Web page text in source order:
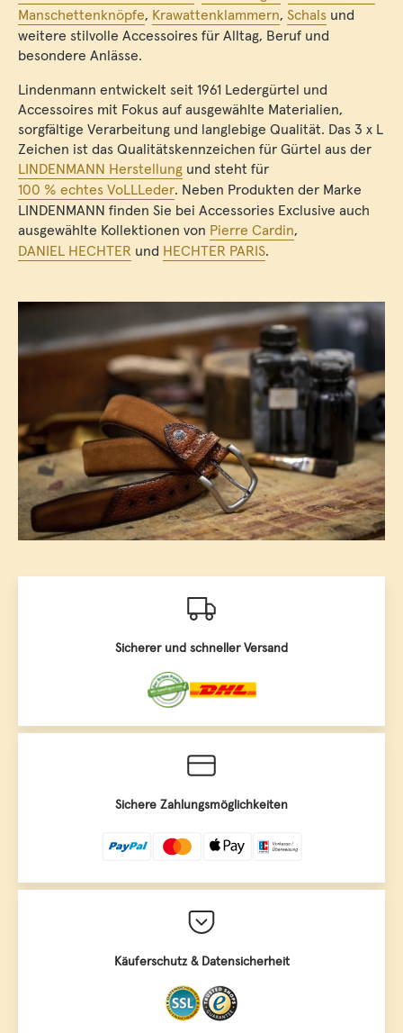
Manschettenknöpfe, Krawattenklammern, Schals und
weitere stilvolle Accessoires für Alltag, Beruf und
besondere Anlässe.
Lindenmann entwickelt seit 1961 Ledergürtel und
Accessoires mit Fokus auf ausgewählte Materialien,
sorgfältige Verarbeitung und langlebige Qualität. Das 3 x L
Zeichen ist das Qualitätskennzeichen für Gürtel aus der
LINDENMANN Herstellung und steht für
100 % echtes VoLLLeder. Neben Produkten der Marke
LINDENMANN finden Sie bei Accessories Exclusive auch
ausgewählte Kollektionen von Pierre Cardin,
DANIEL HECHTER und HECHTER PARIS.
Sicherer und schneller Versand
Sichere Zahlungsmöglichkeiten
Käuferschutz & Datensicherheit